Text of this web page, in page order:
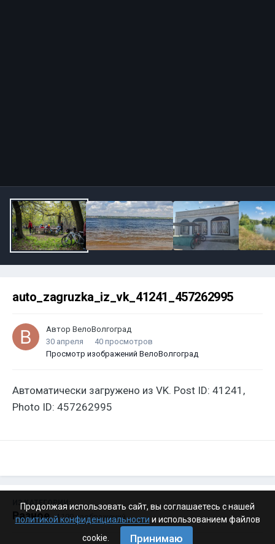
auto_zagruzka_iz_vk_41241_457262995
Автор ВелоВолгоград
30 апреля
40 просмотров
Просмотр изображений ВелоВолгоград
Автоматически загружено из VK. Post ID: 41241,
Photo ID: 457262995
ИЗ КАТЕГОРИИ:
Разное · 4 199 изображений
Продолжая использовать сайт, вы соглашаетесь с нашей
политикой конфиденциальности и использованием файлов
cookie.
Принимаю